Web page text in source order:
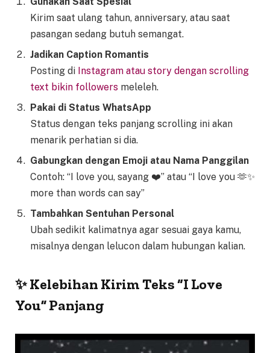
Kirim saat ulang tahun, anniversary, atau saat
pasangan sedang butuh semangat.
Jadikan Caption Romantis
Posting di Instagram atau story dengan scrolling
text bikin followers meleleh.
Pakai di Status WhatsApp
Status dengan teks panjang scrolling ini akan
menarik perhatian si dia.
Gabungkan dengan Emoji atau Nama Panggilan
Contoh: “I love you, sayang ❤️” atau “I love you 🫶✨
more than words can say”
Tambahkan Sentuhan Personal
Ubah sedikit kalimatnya agar sesuai gaya kamu,
misalnya dengan lelucon dalam hubungan kalian.
✨ Kelebihan Kirim Teks “I Love
You” Panjang